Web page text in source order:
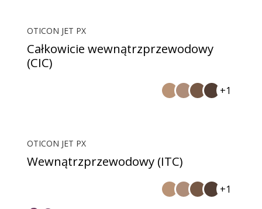
OTICON JET PX
Całkowicie wewnątrzprzewodowy
(CIC)
+1
OTICON JET PX
Wewnątrzprzewodowy (ITC)
+1